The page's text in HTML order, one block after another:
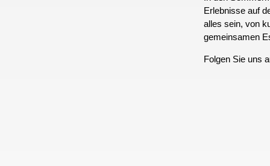
Erlebnisse auf
alles sein, von
gemeinsamen
Folgen Sie uns